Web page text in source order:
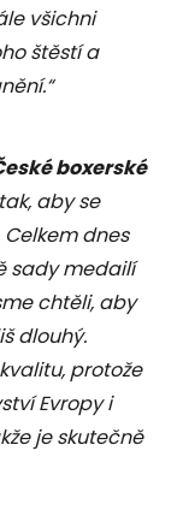
všichni
štěstí a
boxerské
aby se
dnes
sady medailí
chtěli, aby
dlouhý.
protože
Evropy i
je skutečně